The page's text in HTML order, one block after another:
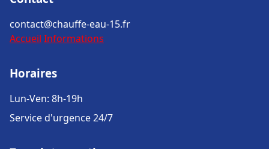
contact@chauffe-eau-15.fr
Accueil Informations
Horaires
Lun-Ven: 8h-19h
Service d'urgence 24/7